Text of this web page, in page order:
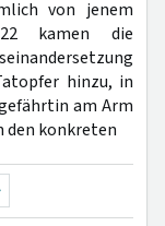
von jenem
kamen die
hinzu, in
am Arm
den konkreten